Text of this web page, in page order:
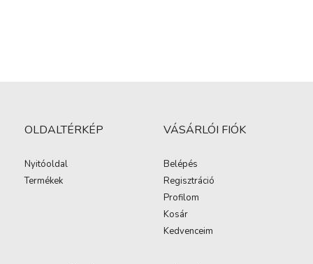
OLDALTÉRKÉP
Nyitóoldal
Termékek
VÁSÁRLÓI FIÓK
Belépés
Regisztráció
Profilom
Kosár
Kedvenceim